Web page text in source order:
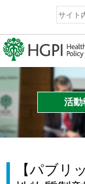
活動
【パブリ